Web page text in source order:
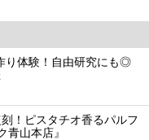
り体験！自由研究にも◎
！ピスタチオ香るパルフ
青山本店』